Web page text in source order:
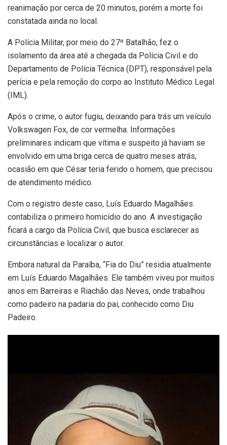
reanimação por cerca de 20 minutos, porém a morte foi
constatada ainda no local.
A Polícia Militar, por meio do 27º Batalhão, fez o
isolamento da área até a chegada da Polícia Civil e do
Departamento de Polícia Técnica (DPT), responsável pela
perícia e pela remoção do corpo ao Instituto Médico Legal
(IML).
Após o crime, o autor fugiu, deixando para trás um veículo
Volkswagen Fox, de cor vermelha. Informações
preliminares indicam que vítima e suspeito já haviam se
envolvido em uma briga cerca de quatro meses atrás,
ocasião em que César teria ferido o homem, que precisou
de atendimento médico.
Com o registro deste caso, Luís Eduardo Magalhães
contabiliza o primeiro homicídio do ano. A investigação
ficará a cargo da Polícia Civil, que busca esclarecer as
circunstâncias e localizar o autor.
Embora natural da Paraíba, “Fia do Diu” residia atualmente
em Luís Eduardo Magalhães. Ele também viveu por muitos
anos em Barreiras e Riachão das Neves, onde trabalhou
como padeiro na padaria do pai, conhecido como Diu
Padeiro.